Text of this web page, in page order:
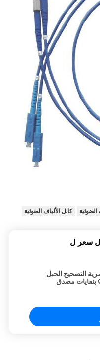
الضوئية
كابل الألياف الضوئية
سعر ل
التصحيح الحبل